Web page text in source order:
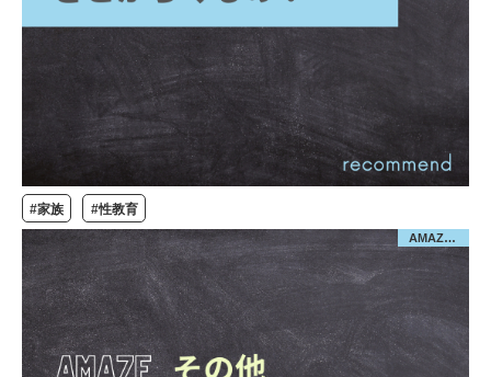
#家族 #性教育
AMAZE／その他